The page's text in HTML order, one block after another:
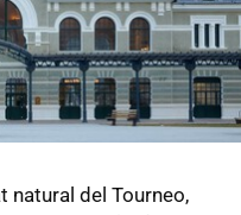
natural del Tourneo,